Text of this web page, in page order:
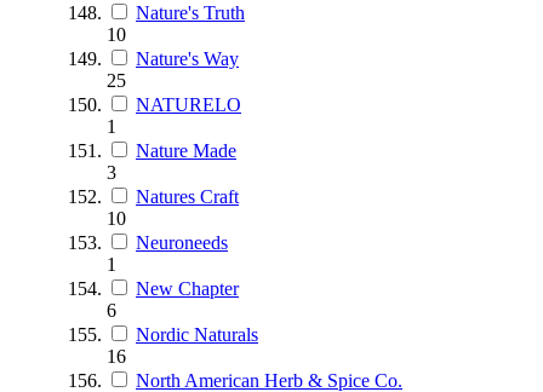
Nature's Truth
10
Nature's Way
25
NATURELO
1
Nature Made
3
Natures Craft
10
Neuroneeds
1
New Chapter
6
Nordic Naturals
16
North American Herb & Spice Co.